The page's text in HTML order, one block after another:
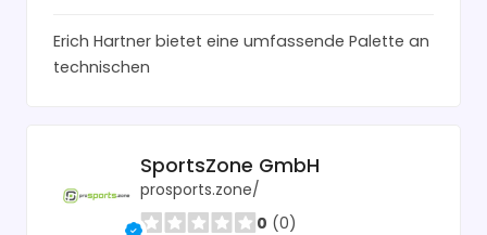
Erich Hartner bietet eine umfassende Palette an
technischen
SportsZone GmbH
prosports.zone/
0 (0)